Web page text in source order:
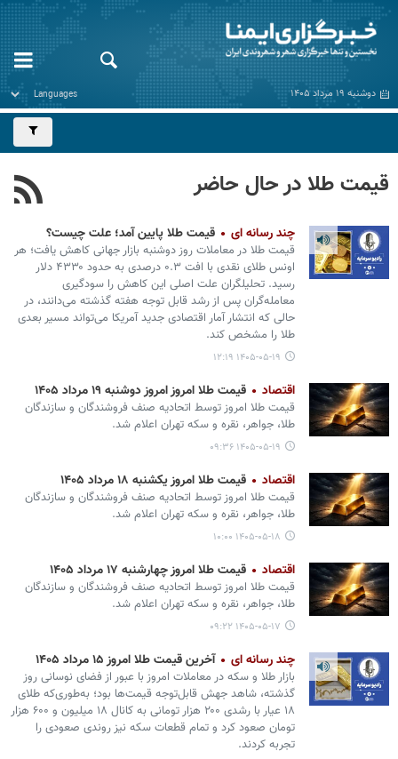
دوشنبه ۱۹ مرداد ۱۴۰۵
قیمت طلا در حال حاضر
چند رسانه ای قیمت طلا پایین آمد؛ علت چیست؟
قیمت طلا در معاملات روز دوشنبه بازار جهانی کاهش یافت؛ هر
اونس طلای نقدی با افت ۰.۳ درصدی به حدود ۴۳۳۰ دلار
رسید. تحلیلگران علت اصلی این کاهش را سودگیری
معامله‌گران پس از رشد قابل توجه هفته گذشته می‌دانند، در
حالی که انتشار آمار اقتصادی جدید آمریکا می‌تواند مسیر بعدی
طلا را مشخص کند.
۱۴۰۵-۰۵-۱۹ ۱۲:۱۹
اقتصاد قیمت طلا امروز امروز دوشنبه ۱۹ مرداد ۱۴۰۵
قیمت طلا امروز توسط اتحادیه صنف فروشندگان و سازندگان
طلا، جواهر، نقره و سکه تهران اعلام شد.
۱۴۰۵-۰۵-۱۹ ۰۹:۳۶
اقتصاد قیمت طلا امروز یکشنبه ۱۸ مرداد ۱۴۰۵
قیمت طلا امروز توسط اتحادیه صنف فروشندگان و سازندگان
طلا، جواهر، نقره و سکه تهران اعلام شد.
۱۴۰۵-۰۵-۱۸ ۱۰:۰۰
اقتصاد قیمت طلا امروز چهارشنبه ۱۷ مرداد ۱۴۰۵
قیمت طلا امروز توسط اتحادیه صنف فروشندگان و سازندگان
طلا، جواهر، نقره و سکه تهران اعلام شد.
۱۴۰۵-۰۵-۱۷ ۰۹:۲۲
چند رسانه ای آخرین قیمت طلا امروز ۱۵ مرداد ۱۴۰۵
بازار طلا و سکه در معاملات امروز با عبور از فضای نوسانی روز
گذشته، شاهد جهش قابل‌توجه قیمت‌ها بود؛ به‌طوری‌که طلای
۱۸ عیار با رشدی ۲۰۰ هزار تومانی به کانال ۱۸ میلیون و ۶۰۰ هزار
تومان صعود کرد و تمام قطعات سکه نیز روندی صعودی را
تجربه کردند.